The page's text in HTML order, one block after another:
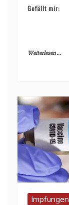
Gefällt mir:
Weiterlesen ...
Impfungen